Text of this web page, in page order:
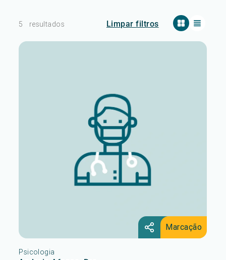
5 resultados Limpar filtros
Marcação
Psicologia